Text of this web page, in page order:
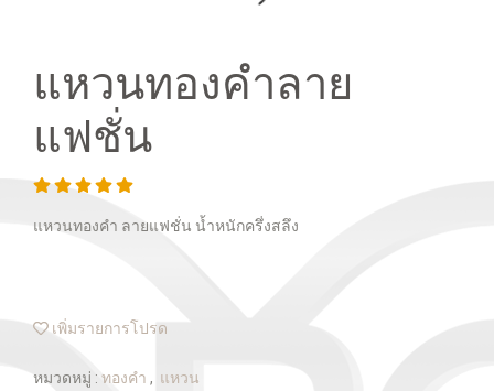
แหวนทองคำลาย
แฟชั่น
แหวนทองคำ ลายแฟชั่น น้ำหนักครึ่งสลึง
เพิ่มรายการโปรด
หมวดหมู่ : ทองคำ , แหวน